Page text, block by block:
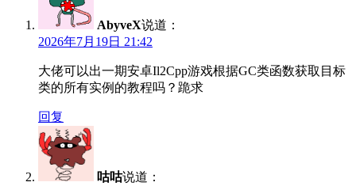
AbyveX说道：
2026年7月19日 21:42
大佬可以出一期安卓Il2Cpp游戏根据GC类函数获取目标
类的所有实例的教程吗？跪求
回复
咕咕说道：